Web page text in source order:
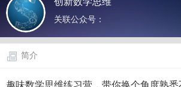
关联公众号：
简介
趣味数学思维练习营，带你换个角度熟悉